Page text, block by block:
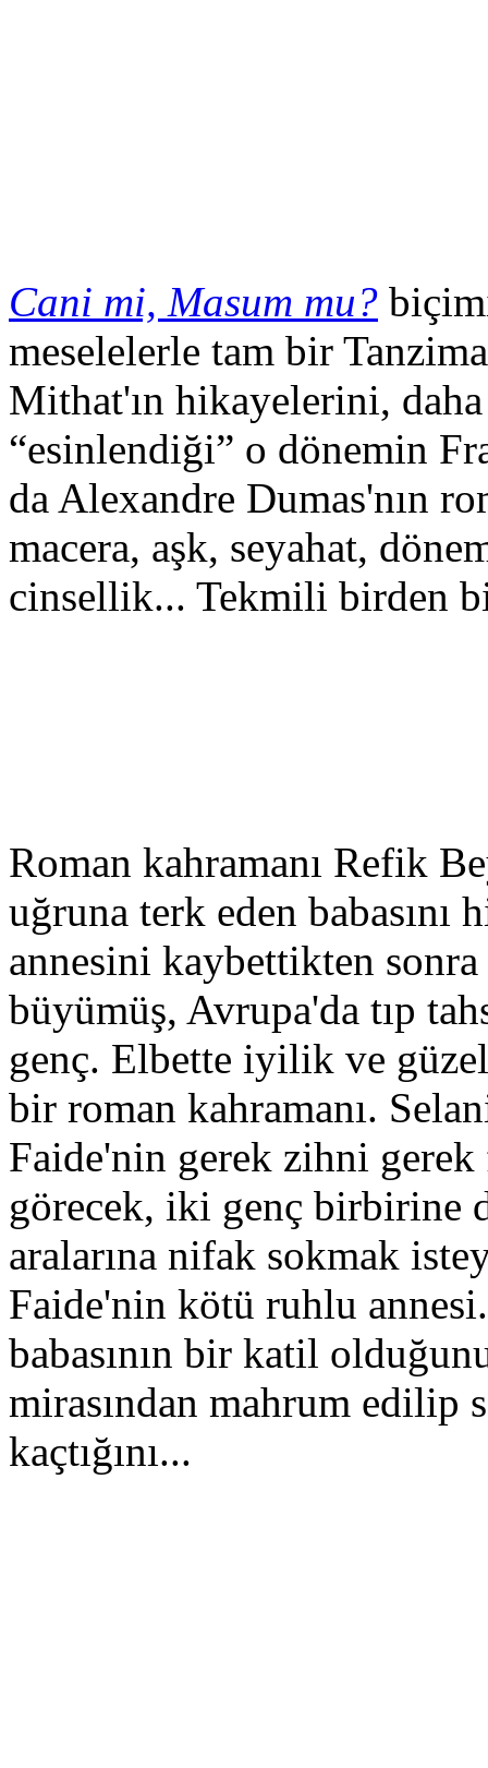
Cani mi, Masum mu?
meselelerle tam bir
Mithat'ın hikayelerini,
“esinlendiği” o dönemin
da Alexandre Dumas'nın
macera, aşk, seyahat,
cinsellik... Tekmili birden
Roman kahramanı Refik
uğruna terk eden babasını
annesini kaybettikten sonra
büyümüş, Avrupa'da tıp
genç. Elbette iyilik ve
bir roman kahramanı.
Faide'nin gerek zihni
görecek, iki genç birbirine
aralarına nifak sokmak
Faide'nin kötü ruhlu
babasının bir katil
mirasından mahrum
kaçtığını...